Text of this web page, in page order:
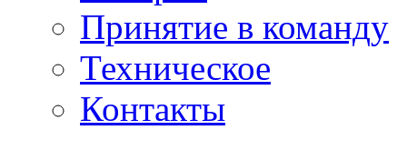
Принятие в команду
Техническое
Контакты